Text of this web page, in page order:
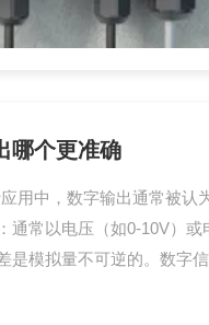
哪个更准确
用中，数字输出通常被
通常以电压（如0-10V）
是模拟量不可逆的。数字